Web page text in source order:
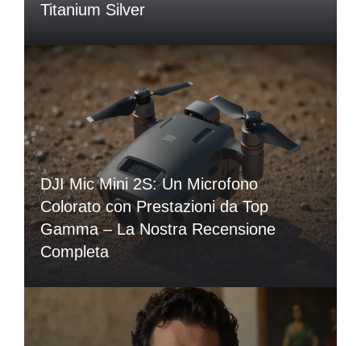
Titanium Silver
DJI Mic Mini 2S: Un Microfono
Colorato con Prestazioni da Top
Gamma – La Nostra Recensione
Completa